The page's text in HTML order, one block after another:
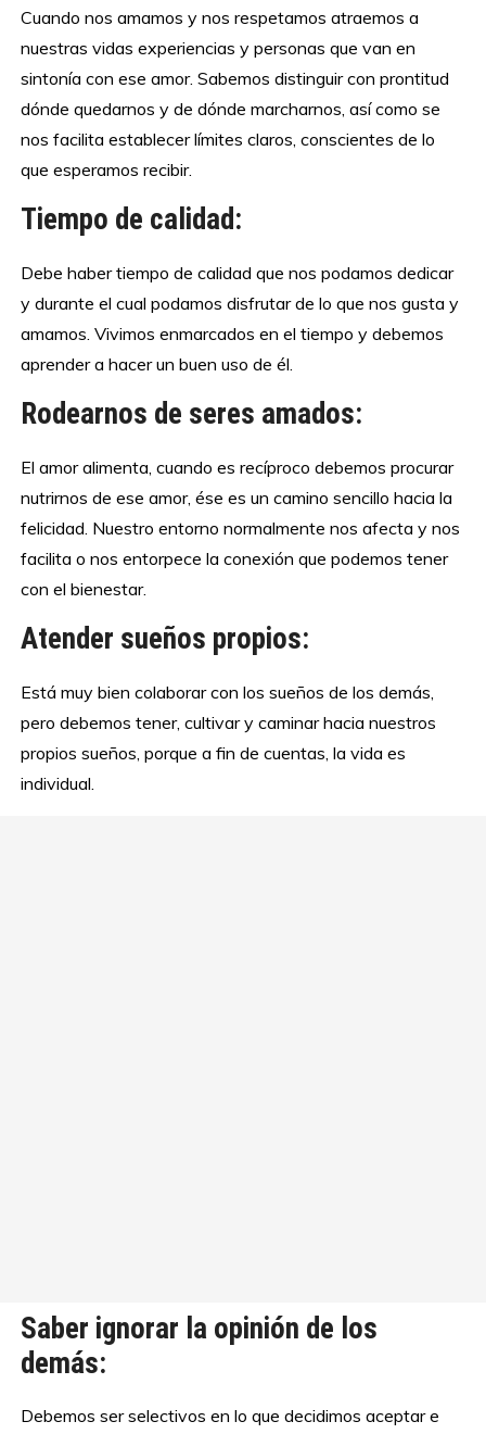
Cuando nos amamos y nos respetamos atraemos a
nuestras vidas experiencias y personas que van en
sintonía con ese amor. Sabemos distinguir con prontitud
dónde quedarnos y de dónde marcharnos, así como se
nos facilita establecer límites claros, conscientes de lo
que esperamos recibir.
Tiempo de calidad:
Debe haber tiempo de calidad que nos podamos dedicar
y durante el cual podamos disfrutar de lo que nos gusta y
amamos. Vivimos enmarcados en el tiempo y debemos
aprender a hacer un buen uso de él.
Rodearnos de seres amados:
El amor alimenta, cuando es recíproco debemos procurar
nutrirnos de ese amor, ése es un camino sencillo hacia la
felicidad. Nuestro entorno normalmente nos afecta y nos
facilita o nos entorpece la conexión que podemos tener
con el bienestar.
Atender sueños propios:
Está muy bien colaborar con los sueños de los demás,
pero debemos tener, cultivar y caminar hacia nuestros
propios sueños, porque a fin de cuentas, la vida es
individual.
Saber ignorar la opinión de los
demás:
Debemos ser selectivos en lo que decidimos aceptar e